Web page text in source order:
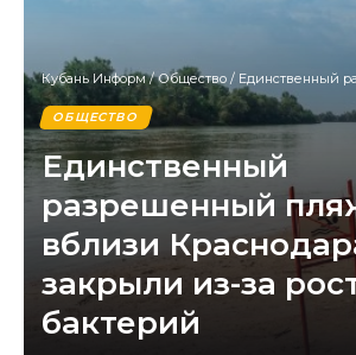
Кубань Информ/Общество / Единственный разрешенный пляж
ОБЩЕСТВО
Единственный
разрешенный
вблизи
закрыли из-за
бактерий